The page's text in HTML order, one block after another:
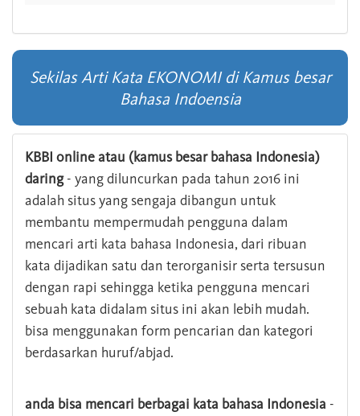
Sekilas Arti Kata EKONOMI di Kamus besar
Bahasa Indoensia
KBBI online atau (kamus besar bahasa Indonesia)
daring- yang diluncurkan pada tahun 2016 ini
adalah situs yang sengaja dibangun untuk
membantu mempermudah pengguna dalam
mencari arti kata bahasa Indonesia, dari ribuan
kata dijadikan satu dan terorganisir serta tersusun
dengan rapi sehingga ketika pengguna mencari
sebuah kata didalam situs ini akan lebih mudah.
bisa menggunakan form pencarian dan kategori
berdasarkan huruf/abjad.
anda bisa mencari berbagai kata bahasa Indonesia -